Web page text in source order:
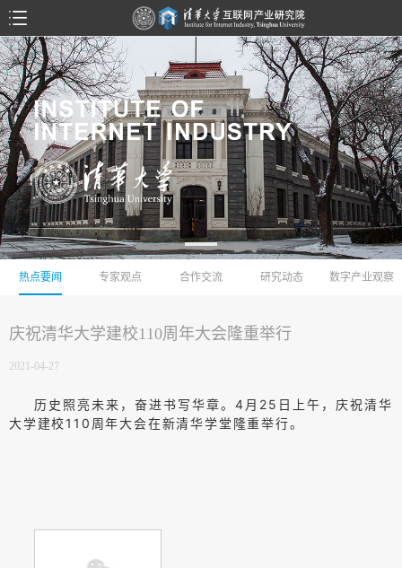
热点要闻 专家观点 合作交流 研究动态 数字产业观察
庆祝清华大学建校110周年大会隆重举行
2021-04-27
历史照亮未来，奋进书写华章。4月25日上午，庆祝清华
大学建校110周年大会在新清华学堂隆重举行。